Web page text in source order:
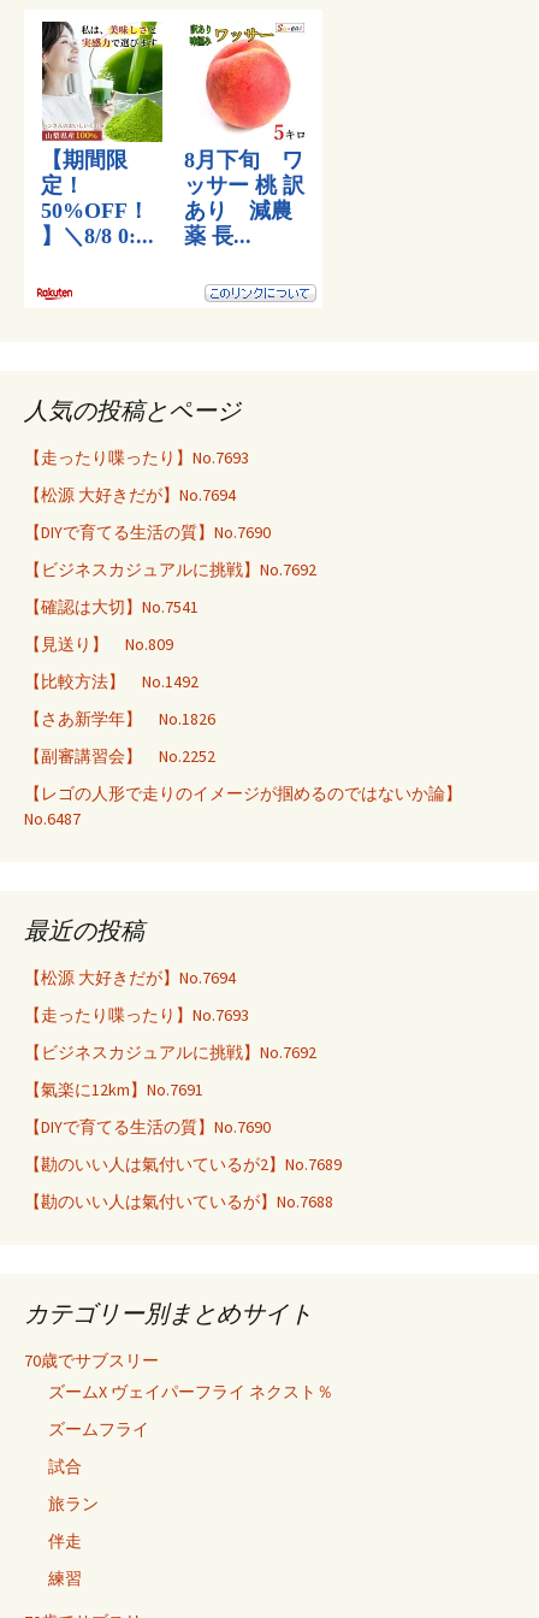
人気の投稿とページ
【走ったり喋ったり】No.7693
【松源 大好きだが】No.7694
【DIYで育てる生活の質】No.7690
【ビジネスカジュアルに挑戦】No.7692
【確認は大切】No.7541
【見送り】 No.809
【比較方法】 No.1492
【さあ新学年】 No.1826
【副審講習会】 No.2252
【レゴの人形で走りのイメージが掴めるのではないか論】
No.6487
最近の投稿
【松源 大好きだが】No.7694
【走ったり喋ったり】No.7693
【ビジネスカジュアルに挑戦】No.7692
【氣楽に12km】No.7691
【DIYで育てる生活の質】No.7690
【勘のいい人は氣付いているが2】No.7689
【勘のいい人は氣付いているが】No.7688
カテゴリー別まとめサイト
70歳でサブスリー
ズームX ヴェイパーフライ ネクスト％
ズームフライ
試合
旅ラン
伴走
練習